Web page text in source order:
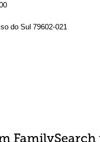
do Sul 79602-021